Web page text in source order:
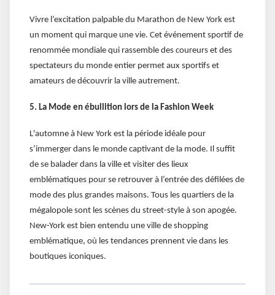
Vivre l’excitation palpable du Marathon de New York est
un moment qui marque une vie. Cet événement sportif de
renommée mondiale qui rassemble des coureurs et des
spectateurs du monde entier permet aux sportifs et
amateurs de découvrir la ville autrement.
5. La Mode en ébullition lors de la Fashion Week
L'automne à New York est la période idéale pour
s’immerger dans le monde captivant de la mode. Il suffit
de se balader dans la ville et visiter des lieux
emblématiques pour se retrouver à l’entrée des défilées de
mode des plus grandes maisons. Tous les quartiers de la
mégalopole sont les scènes du street-style à son apogée.
New-York est bien entendu une ville de shopping
emblématique, où les tendances prennent vie dans les
boutiques iconiques.